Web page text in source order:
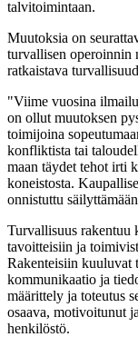
talvitoimintaan.
Muutoksia on
turvallisen operoinnin
ratkaistava
"Viime vuosina
on ollut muutoksen
toimijoina
konfliktista tai
maan täydet tehot irti
koneistosta.
onnistuttu
Turvallisuus rakentuu
tavoitteisiin ja
Rakenteisiin kuuluvat
kommunikaatio ja
määrittely ja toteutus
osaava, motivoitunut
henkilöstö.